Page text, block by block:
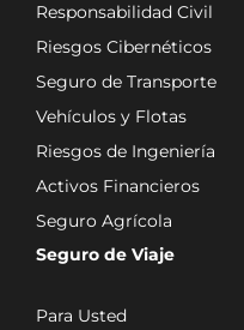
Responsabilidad Civil
Riesgos Cibernéticos
Seguro de Transporte
Vehículos y Flotas
Riesgos de Ingeniería
Activos Financieros
Seguro Agrícola
Seguro de Viaje
Para Usted